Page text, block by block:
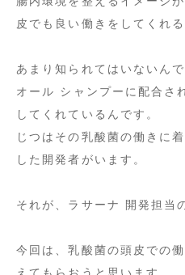
皮でも良い働きをしてくれ
あまり知られてはいないん
オール シャンプーに配合さ
してくれているんです。
じつはその乳酸菌の働きに
した開発者がいます。
それが、ラサーナ 開発担当
今回は、乳酸菌の頭皮での